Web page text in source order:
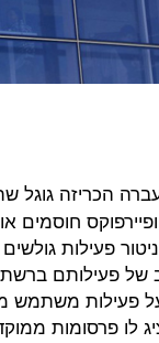
הכריזה גוגל
חוסמים
פעילות
של פעילותם
פעילות משתמש
לו פרסומות